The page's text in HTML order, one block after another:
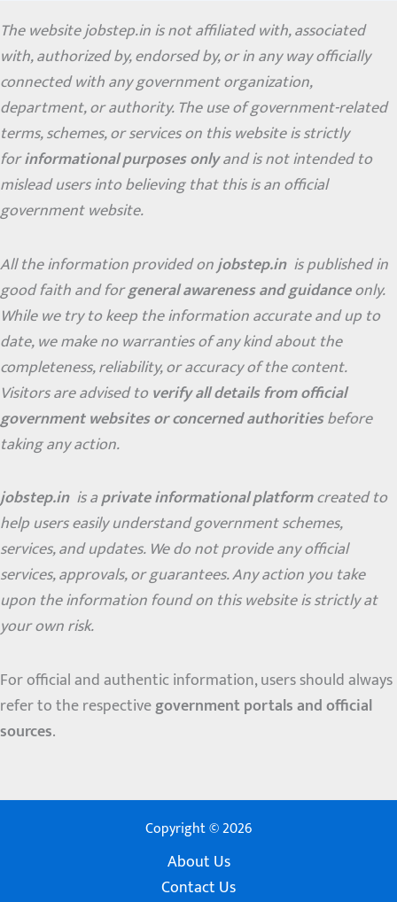
The website jobstep.in is not affiliated with, associated
with, authorized by, endorsed by, or in any way officially
connected with any government organization,
department, or authority. The use of government-related
terms, schemes, or services on this website is strictly
forinformational purposes onlyand is not intended to
mislead users into believing that this is an official
government website.
All the information provided onjobstep.in is published in
good faith and forgeneral awareness and guidanceonly.
While we try to keep the information accurate and up to
date, we make no warranties of any kind about the
completeness, reliability, or accuracy of the content.
Visitors are advised toverify all details from official
government websites or concerned authoritiesbefore
taking any action.
jobstep.in is aprivate informational platformcreated to
help users easily understand government schemes,
services, and updates. We do not provide any official
services, approvals, or guarantees. Any action you take
upon the information found on this website is strictly at
your own risk.
For official and authentic information, users should always
refer to the respectivegovernment portals and official
sources.
Copyright © 2026
About Us
Contact Us